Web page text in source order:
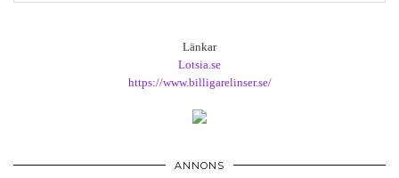
Länkar
Lotsia.se
https://www.billigarelinser.se/
ANNONS